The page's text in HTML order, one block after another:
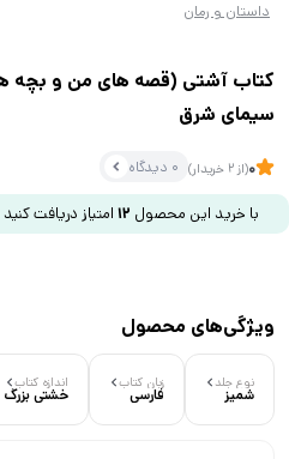
داستان و رمان
سیمای شرق
0(از 2 خریدار) 0 دیدگاه
با خرید این محصول 12 امتیاز دریافت کنید
ویژگی‌های محصول
نوع جلد
شمیز
زبان کتاب
فارسی
اندازه کتاب
خشتی بزرگ